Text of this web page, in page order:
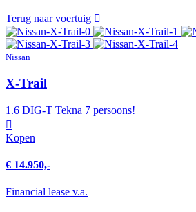
Terug naar voertuig
Nissan
X-Trail
1.6 DIG-T Tekna 7 persoons!
Kopen
€ 14.950,-
Financial lease v.a.